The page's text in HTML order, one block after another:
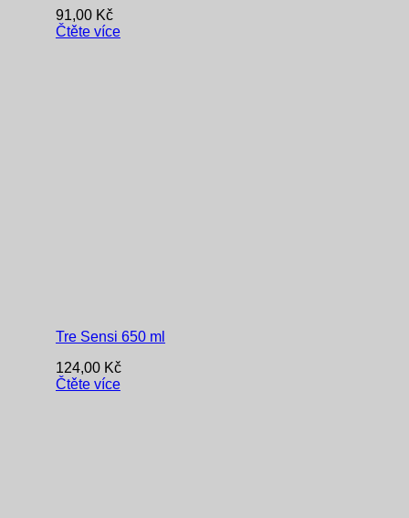
91,00 Kč
Čtěte více
Tre Sensi 650 ml
124,00 Kč
Čtěte více